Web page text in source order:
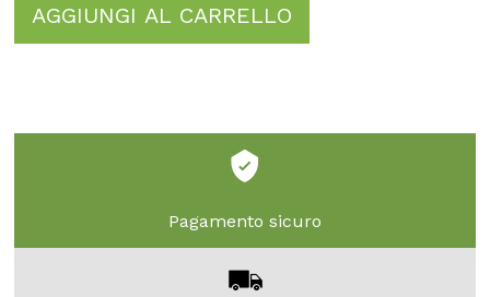
AGGIUNGI AL CARRELLO
Pagamento sicuro